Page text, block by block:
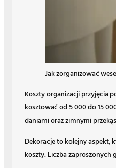
Jak zorganizować
Koszty organizacji przyjęcia
kosztować od 5 000 do 15
daniami oraz zimnymi
Dekoracje to kolejny aspekt,
koszty. Liczba zaproszonych